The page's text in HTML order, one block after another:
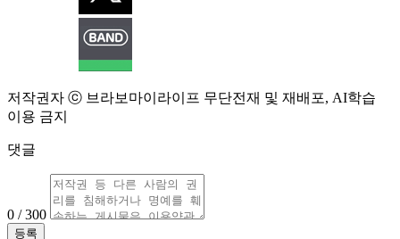
저작권자 ⓒ 브라보마이라이프 무단전재 및 재배포, AI학습
이용 금지
댓글
0 / 300